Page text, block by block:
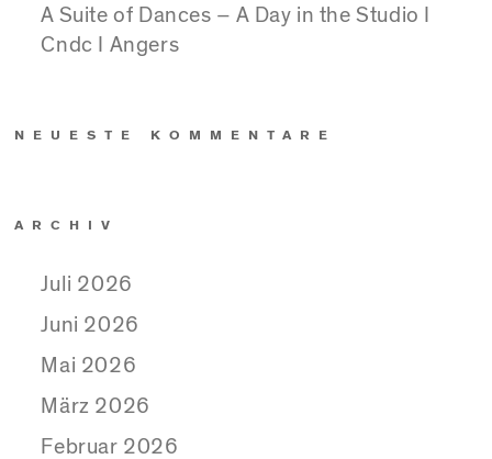
A Suite of Dances – A Day in the Studio I
Cndc I Angers
NEUESTE KOMMENTARE
ARCHIV
Juli 2026
Juni 2026
Mai 2026
März 2026
Februar 2026